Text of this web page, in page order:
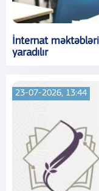
İnternat
yaradılır
23-07-2026, 13:44